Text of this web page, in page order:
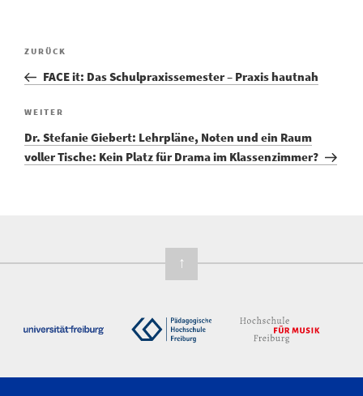
Beitragsnavigation
Vorheriger
Beitrag
ZURÜCK
FACE it: Das Schulpraxissemester – Praxis hautnah
Nächster
Beitrag
WEITER
Dr. Stefanie Giebert: Lehrpläne, Noten und ein Raum
voller Tische: Kein Platz für Drama im Klassenzimmer?
↑